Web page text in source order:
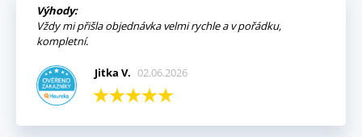
Výhody:
Vždy mi přišla objednávka velmi rychle a v pořádku,
kompletní.
Jitka V. 02.06.2026